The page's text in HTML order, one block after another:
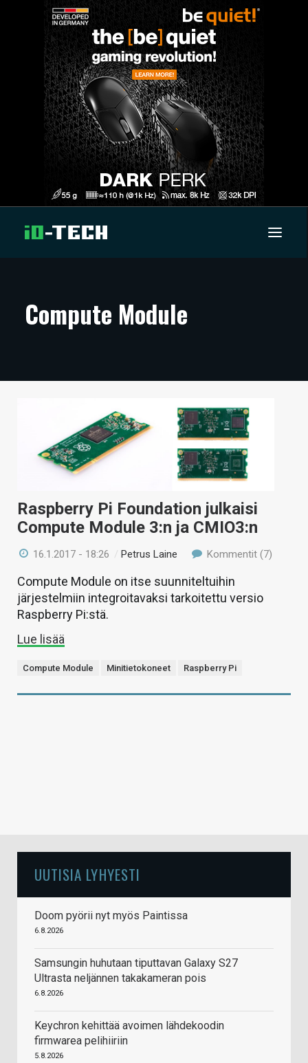
ARTIKKELIT
TECHBBS
VAIHDA TEEMA
Compute Module
Raspberry Pi Foundation julkaisi
Compute Module 3:n ja CMIO3:n
16.1.2017 - 18:26 /Petrus Laine Kommentit (7)
Compute Module on itse suunniteltuihin
järjestelmiin integroitavaksi tarkoitettu versio
Raspberry Pi:stä.
Lue lisää
Compute Module Minitietokoneet Raspberry Pi
UUTISIA LYHYESTI
Doom pyörii nyt myös Paintissa
6.8.2026
Samsungin huhutaan tiputtavan Galaxy S27
Ultrasta neljännen takakameran pois
6.8.2026
Keychron kehittää avoimen lähdekoodin
firmwarea pelihiiriin
5.8.2026